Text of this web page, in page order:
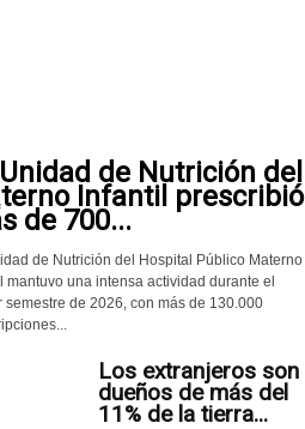
de Nutrición del
Infantil prescribió
de 700...
de Nutrición del Hospital Público Materno
mantuvo una intensa actividad durante el
semestre de 2026, con más de 130.000
Los extranjeros son
dueños de más del
11% de la tierra...